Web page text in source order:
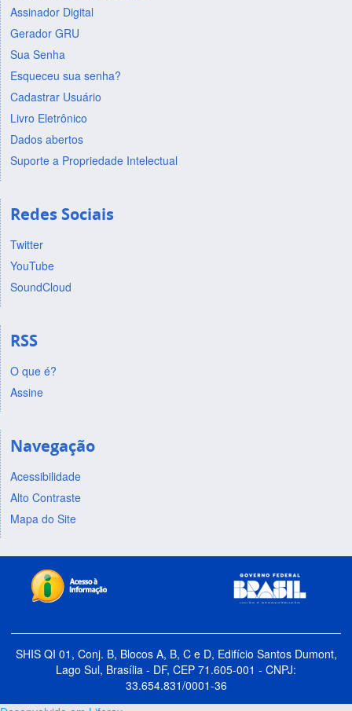
Assinador Digital
Gerador GRU
Sua Senha
Esqueceu sua senha?
Cadastrar Usuário
Livro Eletrônico
Dados abertos
Suporte a Propriedade Intelectual
Redes Sociais
Twitter
YouTube
SoundCloud
RSS
O que é?
Assine
Navegação
Acessibilidade
Alto Contraste
Mapa do Site
SHIS QI 01, Conj. B, Blocos A, B, C e D, Edifício Santos Dumont,
Lago Sul, Brasília - DF, CEP 71.605-001 - CNPJ:
33.654.831/0001-36